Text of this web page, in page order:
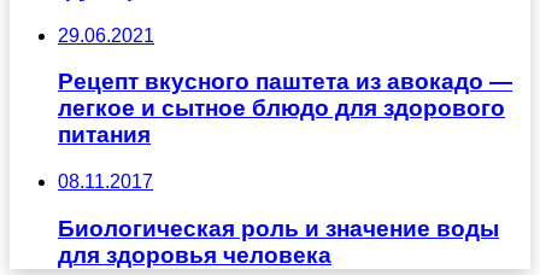
29.06.2021
Рецепт вкусного паштета из авокадо —
легкое и сытное блюдо для здорового
питания
08.11.2017
Биологическая роль и значение воды
для здоровья человека